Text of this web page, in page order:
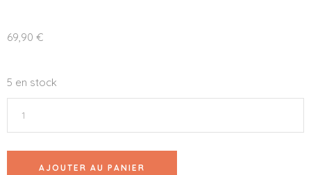
69,90 €
5 en stock
AJOUTER AU PANIER